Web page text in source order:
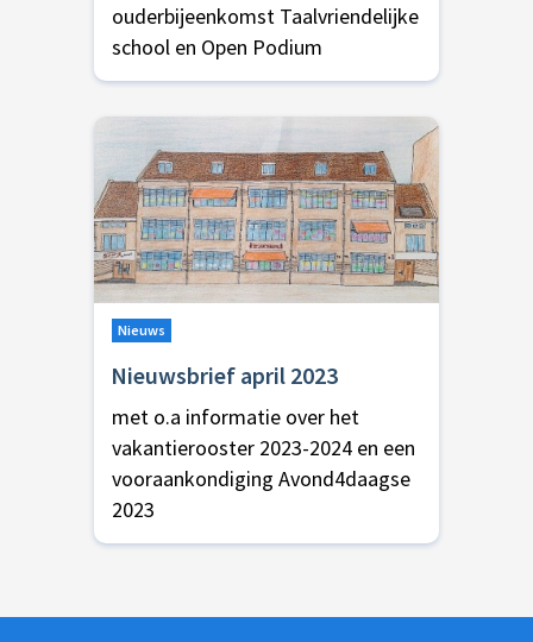
ouderbijeenkomst Taalvriendelijke
school en Open Podium
Nieuws
Nieuwsbrief april 2023
met o.a informatie over het
vakantierooster 2023-2024 en een
vooraankondiging Avond4daagse
2023